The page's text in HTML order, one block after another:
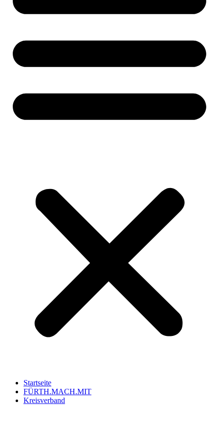
Startseite
FÜRTH.MACH.MIT
Kreisverband